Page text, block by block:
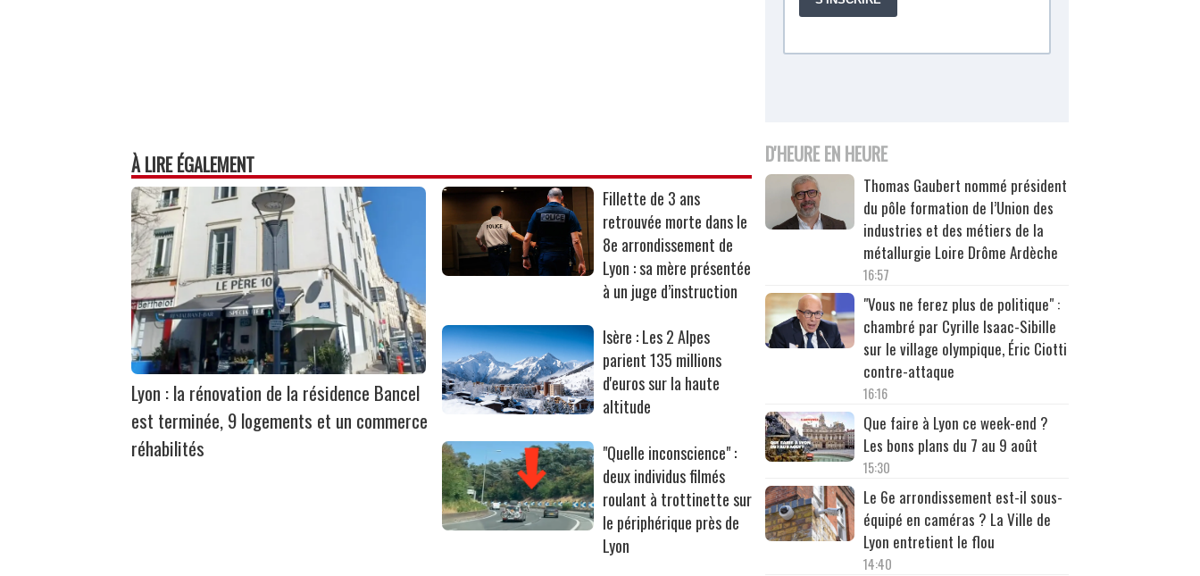
À LIRE ÉGALEMENT
Lyon : la rénovation de la résidence Bancel
est terminée, 9 logements et un commerce
réhabilités
Fillette de 3 ans
retrouvée morte dans le
8e arrondissement de
Lyon : sa mère présentée
à un juge d’instruction
Isère : Les 2 Alpes
parient 135 millions
d'euros sur la haute
altitude
"Quelle inconscience" :
deux individus filmés
roulant à trottinette sur
le périphérique près de
Lyon
D'HEURE EN HEURE
Thomas Gaubert nommé président
du pôle formation de l’Union des
industries et des métiers de la
métallurgie Loire Drôme Ardèche
16:57
"Vous ne ferez plus de politique" :
chambré par Cyrille Isaac-Sibille
sur le village olympique, Éric Ciotti
contre-attaque
16:16
Que faire à Lyon ce week-end ?
Les bons plans du 7 au 9 août
15:30
Le 6e arrondissement est-il sous-
équipé en caméras ? La Ville de
Lyon entretient le flou
14:40